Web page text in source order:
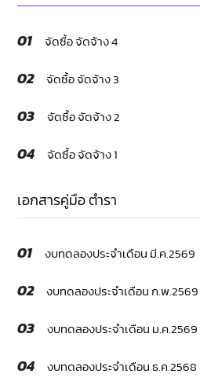
01 จัดซื้อ จัดจ้าง 4
02 จัดซื้อ จัดจ้าง 3
03 จัดซื้อ จัดจ้าง 2
04 จัดซื้อ จัดจ้าง 1
เอกสารคู่มือ ตำรา
01 งบทดลองประจำเดือน มี.ค.2569
02 งบทดลองประจำเดือน ก.พ.2569
03 งบทดลองประจำเดือน ม.ค.2569
04 งบทดลองประจำเดือน ธ.ค.2568